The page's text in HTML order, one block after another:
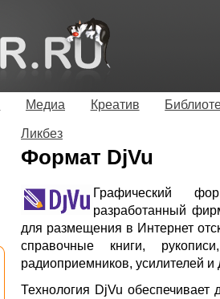
Медиа Креатив
Ликбез
Формат DjVu
Графический
разработанный
для размещения в Интернет
справочные книги,
радиоприемников, усилителей и
Технология DjVu